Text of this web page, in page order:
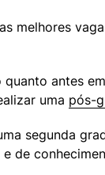
melhores
antes
uma pós-
segunda
de